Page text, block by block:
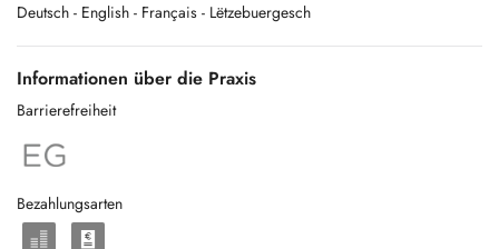
Deutsch - English - Français - Lëtzebuergesch
Informationen über die Praxis
Barrierefreiheit
Bezahlungsarten